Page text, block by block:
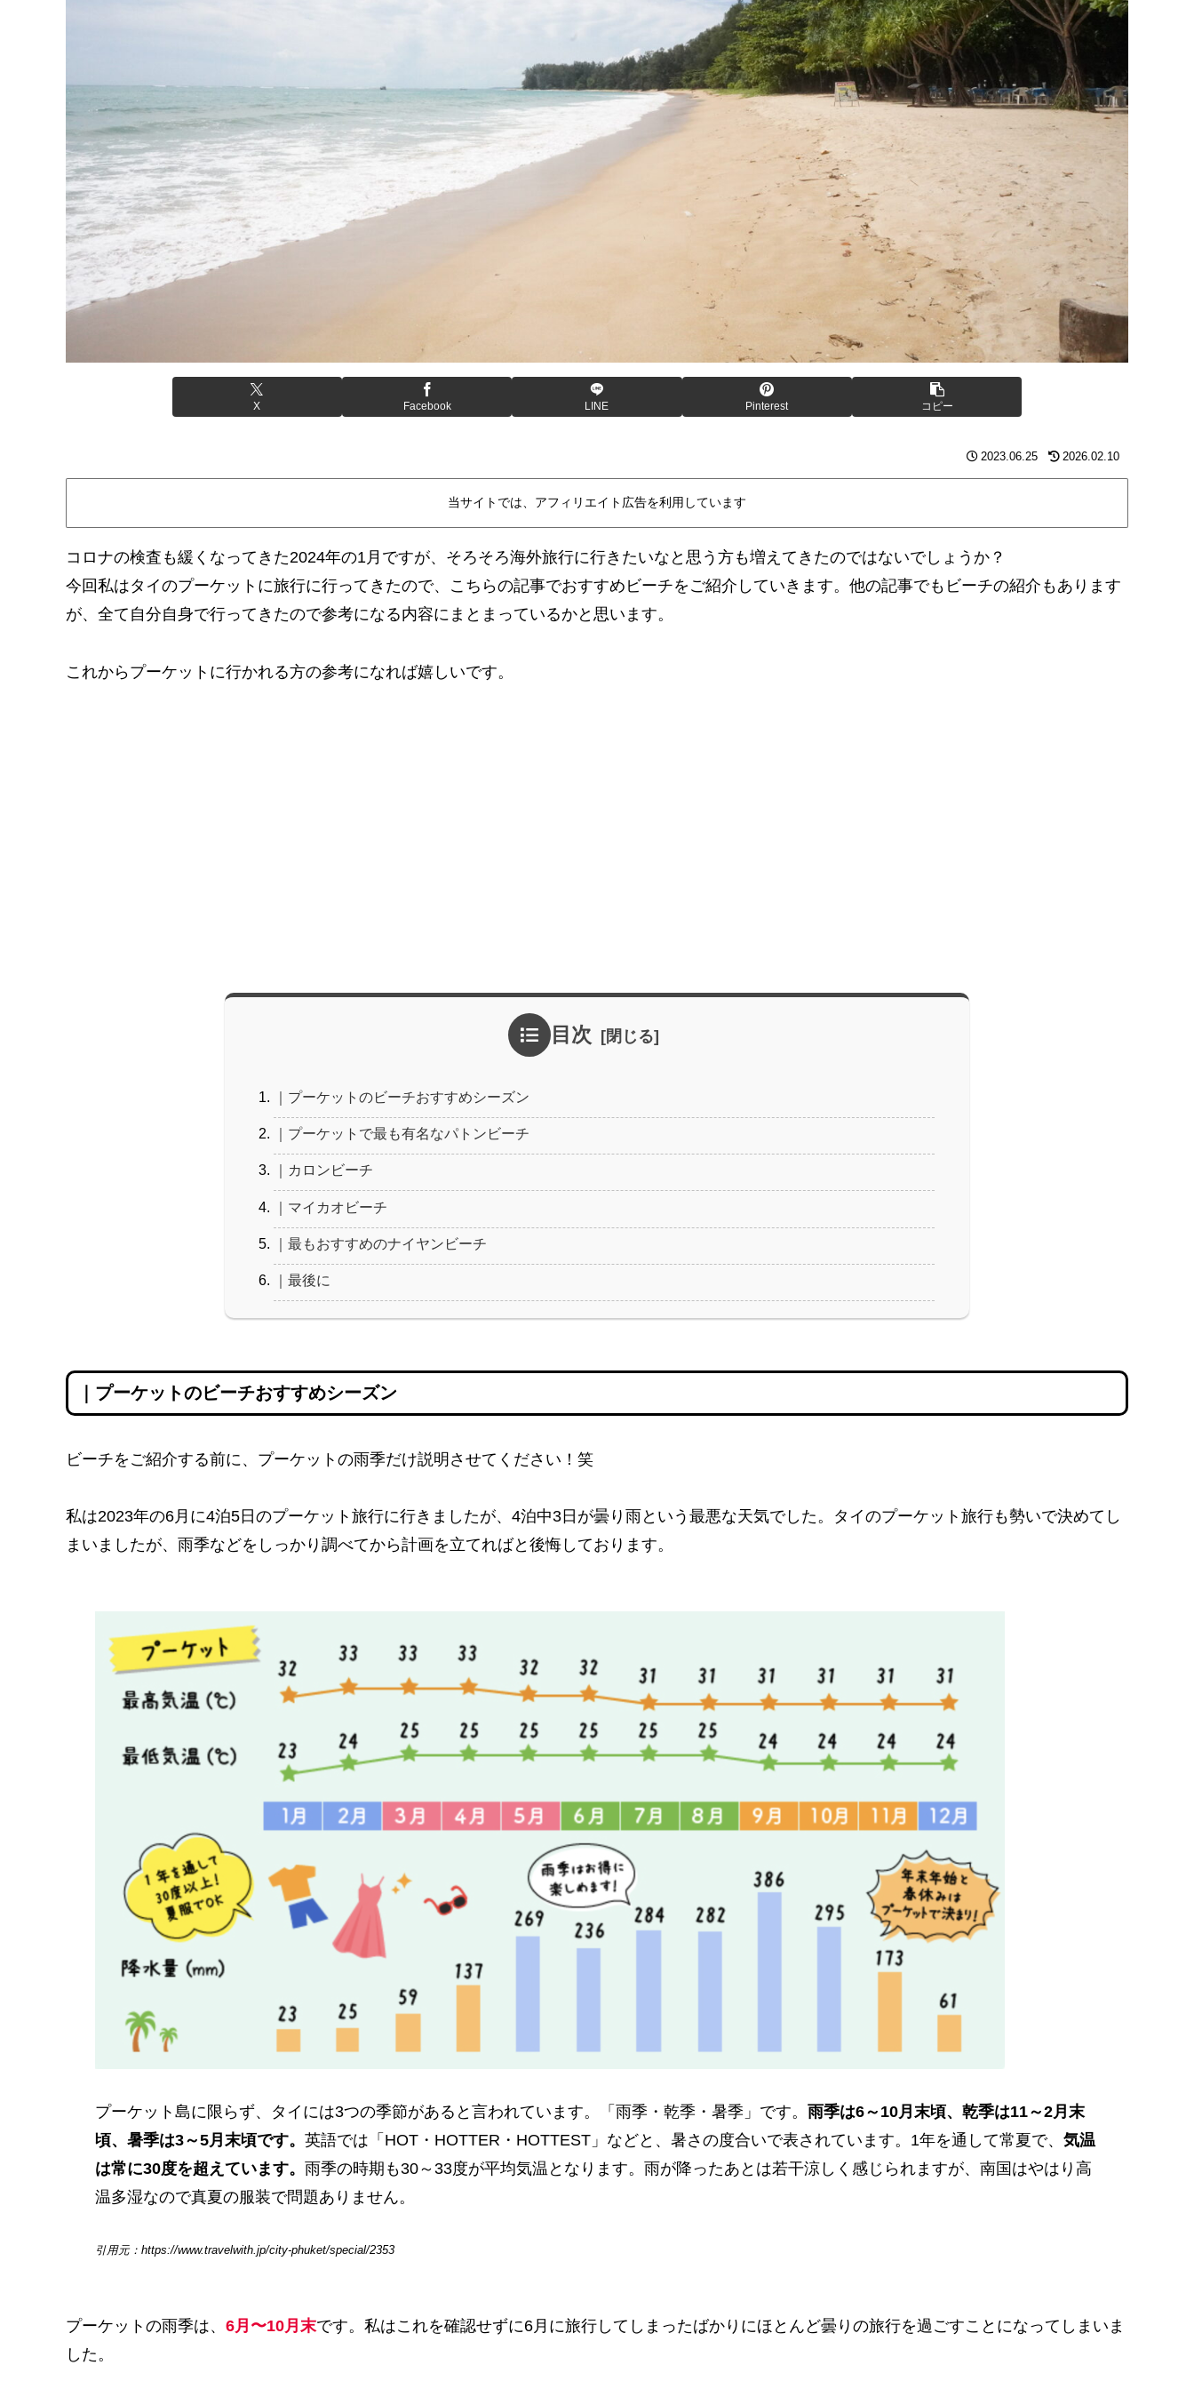
X Facebook LINE Pinterest コピー
2023.06.25 2026.02.10
当サイトでは、アフィリエイト広告を利用しています
コロナの検査も緩くなってきた2024年の1月ですが、そろそろ海外旅行に行きたいなと思う方も増えてきたのではないでしょうか？
今回私はタイのプーケットに旅行に行ってきたので、こちらの記事でおすすめビーチをご紹介していきます。他の記事でもビーチの紹介もあります
が、全て自分自身で行ってきたので参考になる内容にまとまっているかと思います。
これからプーケットに行かれる方の参考になれば嬉しいです。
目次
｜プーケットのビーチおすすめシーズン
｜プーケットで最も有名なパトンビーチ
｜カロンビーチ
｜マイカオビーチ
｜最もおすすめのナイヤンビーチ
｜最後に
｜プーケットのビーチおすすめシーズン
ビーチをご紹介する前に、プーケットの雨季だけ説明させてください！笑
私は2023年の6月に4泊5日のプーケット旅行に行きましたが、4泊中3日が曇り雨という最悪な天気でした。タイのプーケット旅行も勢いで決めてし
まいましたが、雨季などをしっかり調べてから計画を立てればと後悔しております。
プーケット島に限らず、タイには3つの季節があると言われています。「雨季・乾季・暑季」です。雨季は6～10月末頃、乾季は11～2月末
頃、暑季は3～5月末頃です。英語では「HOT・HOTTER・HOTTEST」などと、暑さの度合いで表されています。1年を通して常夏で、気温
は常に30度を超えています。 雨季の時期も30～33度が平均気温となります。雨が降ったあとは若干涼しく感じられますが、南国はやはり高
温多湿なので真夏の服装で問題ありません。
引用元：https://www.travelwith.jp/city-phuket/special/2353
プーケットの雨季は、 6月〜10月末です。私はこれを確認せずに6月に旅行してしまったばかりにほとんど曇りの旅行を過ごすことになってしまいま
した。